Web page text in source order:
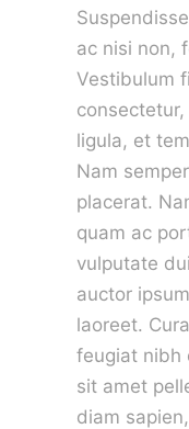
ac nisi non,
Vestibulum
ligula, et
Nam
placerat.
quam ac
vulputate
auctor
laoreet.
feugiat nibh
sit amet
diam